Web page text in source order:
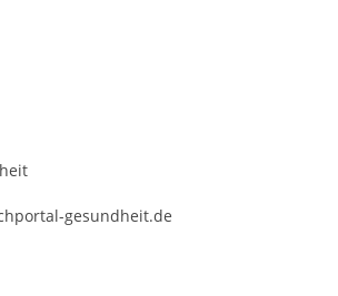
gesundheit.de